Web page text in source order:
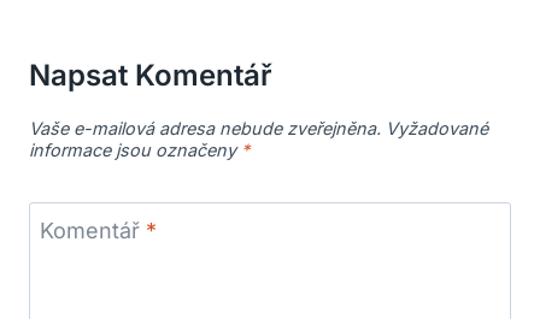
Napsat Komentář
Vaše e-mailová adresa nebude zveřejněna. Vyžadované
informace jsou označeny *
Komentář *